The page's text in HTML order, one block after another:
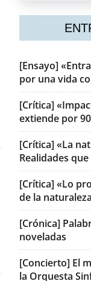
[Ensayo]
por una vida
[Crítica]
extiende por
[Crítica] «La
Realidades
[Crítica] «Lo
de la
[Crónica]
noveladas
[Concierto] El
la Orquesta